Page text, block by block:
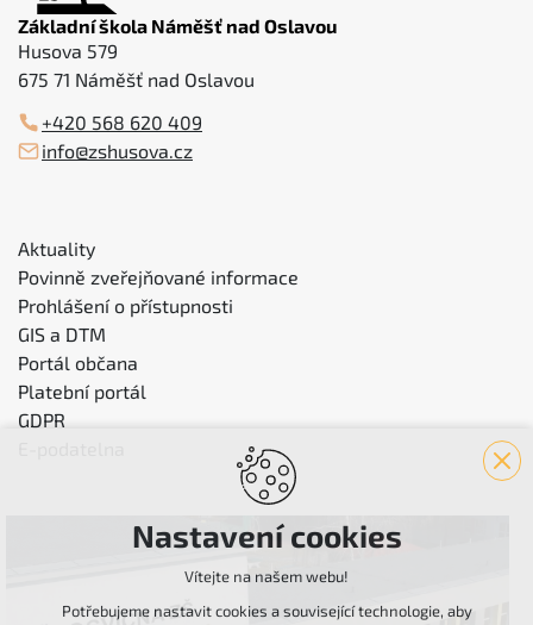
Základní škola Náměšť nad Oslavou
Husova 579
675 71 Náměšť nad Oslavou
+420 568 620 409
info@zshusova.cz
Aktuality
Povinně zveřejňované informace
Prohlášení o přístupnosti
GIS a DTM
Portál občana
Platební portál
GDPR
Nastavení cookies
Vítejte na našem webu!
Potřebujeme nastavit cookies a související technologie, aby